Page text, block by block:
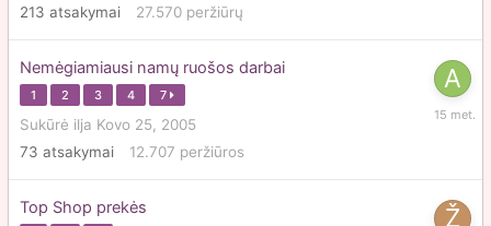
213 atsakymai 27.570 peržiūrų
Nemėgiamiausi namų ruošos darbai
1 2 3 4 7
Sukūrė ilja Kovo 25, 2005
73 atsakymai 12.707 peržiūros
Vasario
Top Shop prekės